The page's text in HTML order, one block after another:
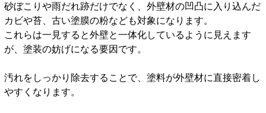
砂ぼこりや雨だれ跡だけでなく、外壁材の凹凸に入り込んだ
カビや苔、古い塗膜の粉なども対象になります。
これらは一見すると外壁と一体化しているように見えます
が、塗装の妨げになる要因です。
汚れをしっかり除去することで、塗料が外壁材に直接密着し
やすくなります。